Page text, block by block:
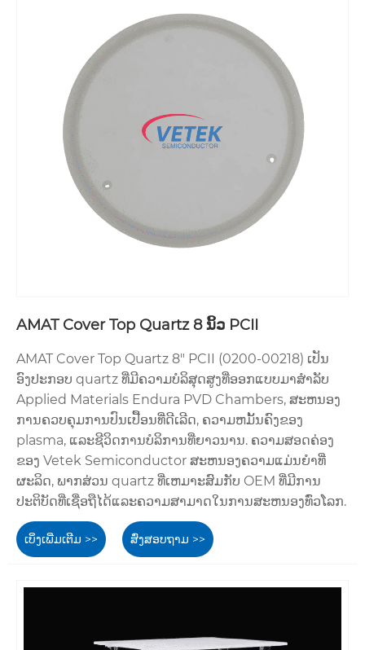
AMAT Cover Top Quartz 8 ນິ້ວ PCII
AMAT Cover Top Quartz 8" PCII (0200-00218) ເປັນ
ອົງປະກອບ quartz ທີ່ມີຄວາມບໍລິສຸດສູງທີ່ອອກແບບມາສໍາລັບ
Applied Materials Endura PVD Chambers, ສະຫນອງ
ການຄວບຄຸມການປົນເປື້ອນທີ່ດີເລີດ, ຄວາມຫມັ້ນຄົງຂອງ
plasma, ແລະຊີວິດການບໍລິການທີ່ຍາວນານ. ຄວາມສອດຄ່ອງ
ຂອງ Vetek Semiconductor ສະຫນອງຄວາມແມ່ນຍໍາທີ່
ຜະລິດ, ພາກສ່ວນ quartz ທີ່ເຫມາະສົມກັບ OEM ທີ່ມີການ
ປະຕິບັດທີ່ເຊື່ອຖືໄດ້ແລະຄວາມສາມາດໃນການສະຫນອງທົ່ວໂລກ.
ເບິ່ງເພີ່ມເຕີມ >> ສົ່ງສອບຖາມ >>